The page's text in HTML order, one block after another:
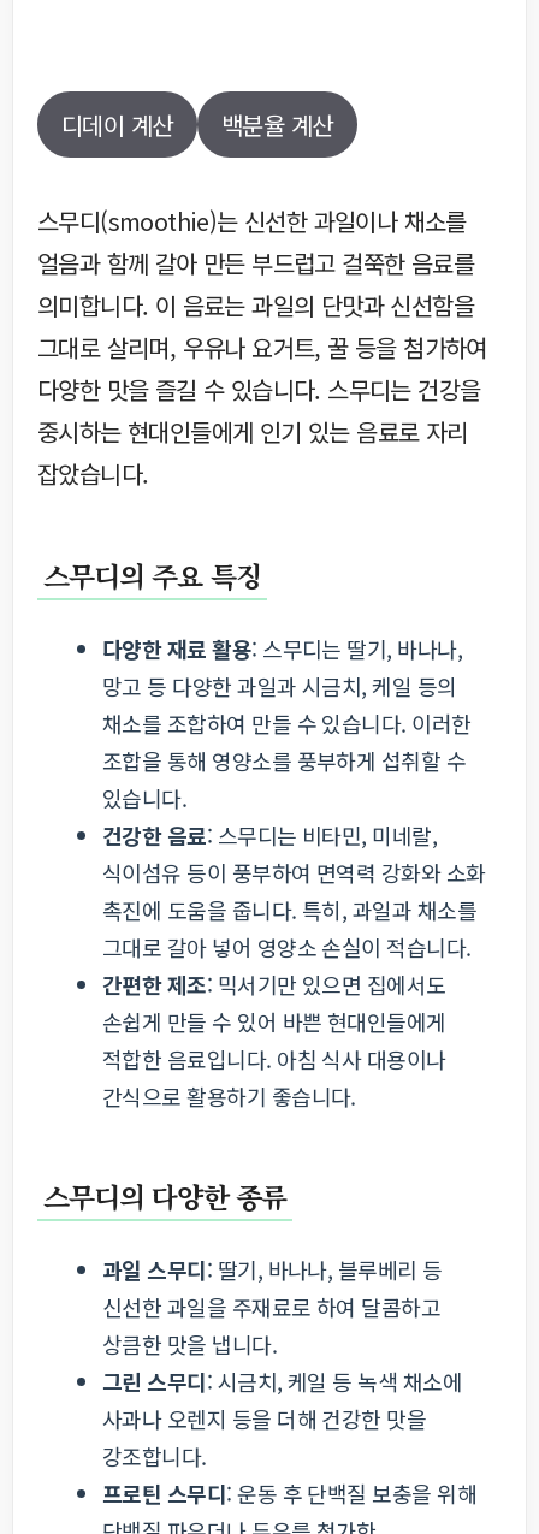
디데이 계산 백분율 계산
스무디(smoothie)는 신선한 과일이나 채소를
얼음과 함께 갈아 만든 부드럽고 걸쭉한 음료를
의미합니다. 이 음료는 과일의 단맛과 신선함을
그대로 살리며, 우유나 요거트, 꿀 등을 첨가하여
다양한 맛을 즐길 수 있습니다. 스무디는 건강을
중시하는 현대인들에게 인기 있는 음료로 자리
잡았습니다.
스무디의 주요 특징
다양한 재료 활용: 스무디는 딸기, 바나나,
망고 등 다양한 과일과 시금치, 케일 등의
채소를 조합하여 만들 수 있습니다. 이러한
조합을 통해 영양소를 풍부하게 섭취할 수
있습니다.
건강한 음료: 스무디는 비타민, 미네랄,
식이섬유 등이 풍부하여 면역력 강화와 소화
촉진에 도움을 줍니다. 특히, 과일과 채소를
그대로 갈아 넣어 영양소 손실이 적습니다.
간편한 제조: 믹서기만 있으면 집에서도
손쉽게 만들 수 있어 바쁜 현대인들에게
적합한 음료입니다. 아침 식사 대용이나
간식으로 활용하기 좋습니다.
스무디의 다양한 종류
과일 스무디: 딸기, 바나나, 블루베리 등
신선한 과일을 주재료로 하여 달콤하고
상큼한 맛을 냅니다.
그린 스무디: 시금치, 케일 등 녹색 채소에
사과나 오렌지 등을 더해 건강한 맛을
강조합니다.
프로틴 스무디: 운동 후 단백질 보충을 위해